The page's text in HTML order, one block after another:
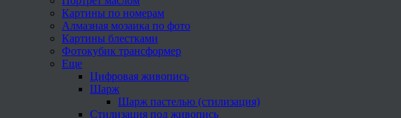
Картины по номерам
Алмазная мозаика по фото
Картины блестками
Фотокубик трансформер
Еще
Цифровая живопись
Шарж
Шарж пастелью (стилизация)
Стилизация под живопись